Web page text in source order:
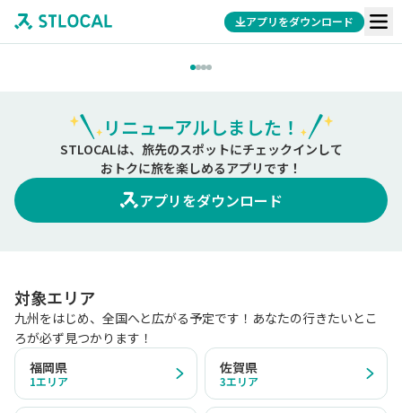
アプリをダウンロード
リニューアルしました！
STLOCALは、旅先のスポットにチェックインして
おトクに旅を楽しめるアプリです！
アプリをダウンロード
対象エリア
九州をはじめ、全国へと広がる予定です！あなたの行きたいとこ
ろが必ず見つかります！
福岡県
1エリア
佐賀県
3エリア